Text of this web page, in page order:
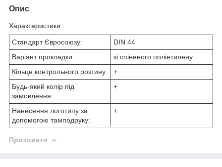
Опис
Характеристики
Стандарт Євросоюзу:
DIN 44
Варіант прокладки:
зі спіненого поліетилену
Кільце контрольного розтину:
+
Будь-який колір під
замовлення:
+
Нанесення логотипу за
допомогою тамподруку:
+
Приховати